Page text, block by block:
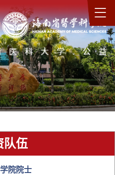
队伍
院院士